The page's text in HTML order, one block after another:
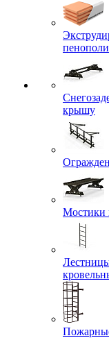
крышу
Мостики